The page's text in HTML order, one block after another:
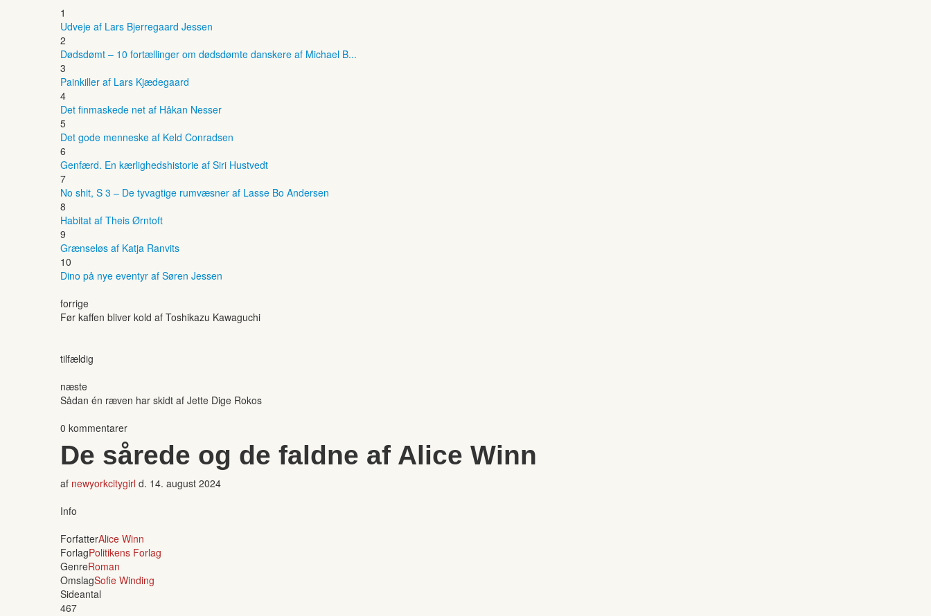
1
Udveje af Lars Bjerregaard Jessen
2
Dødsdømt – 10 fortællinger om dødsdømte danskere af Michael B...
3
Painkiller af Lars Kjædegaard
4
Det finmaskede net af Håkan Nesser
5
Det gode menneske af Keld Conradsen
6
Genfærd. En kærlighedshistorie af Siri Hustvedt
7
No shit, S 3 – De tyvagtige rumvæsner af Lasse Bo Andersen
8
Habitat af Theis Ørntoft
9
Grænseløs af Katja Ranvits
10
Dino på nye eventyr af Søren Jessen
forrige
Før kaffen bliver kold af Toshikazu Kawaguchi
tilfældig
næste
Sådan én ræven har skidt af Jette Dige Rokos
0 kommentarer
De sårede og de faldne af Alice Winn
af newyorkcitygirl d. 14. august 2024
Info
ForfatterAlice Winn
ForlagPolitikens Forlag
GenreRoman
OmslagSofie Winding
Sideantal
467